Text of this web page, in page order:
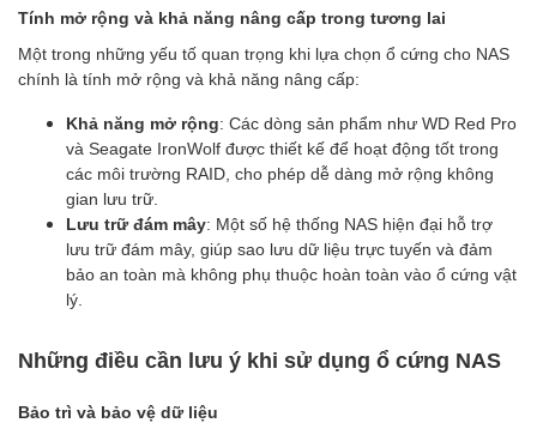
Tính mở rộng và khả năng nâng cấp trong tương lai
Một trong những yếu tố quan trọng khi lựa chọn ổ cứng cho NAS
chính là tính mở rộng và khả năng nâng cấp:
Khả năng mở rộng: Các dòng sản phẩm như WD Red Pro
và Seagate IronWolf được thiết kế để hoạt động tốt trong
các môi trường RAID, cho phép dễ dàng mở rộng không
gian lưu trữ.
Lưu trữ đám mây: Một số hệ thống NAS hiện đại hỗ trợ
lưu trữ đám mây, giúp sao lưu dữ liệu trực tuyến và đảm
bảo an toàn mà không phụ thuộc hoàn toàn vào ổ cứng vật
lý.
Những điều cần lưu ý khi sử dụng ổ cứng NAS
Bảo trì và bảo vệ dữ liệu